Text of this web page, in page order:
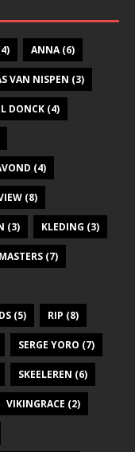
ANNA(6)
VAN NISPEN (3)
DONCK (4)
(4)
(8)
(3) KLEDING (3)
MASTERS (7)
(5) RIP (8)
SERGE YORO (7)
SKEELEREN (6)
VIKINGRACE (2)